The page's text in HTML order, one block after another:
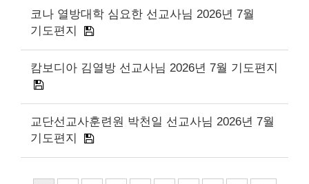
코나 열방대학 심요한 선교사님 2026년 7월
기도편지
캄보디아 김열방 선교사님 2026년 7월 기도편지
교단선교사훈련원 박천일 선교사님 2026년 7월
기도편지